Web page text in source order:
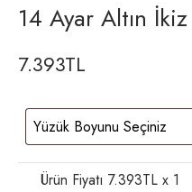
14 Ayar Altın
7.393TL
Ürün Fiyatı 7.393TL x 1